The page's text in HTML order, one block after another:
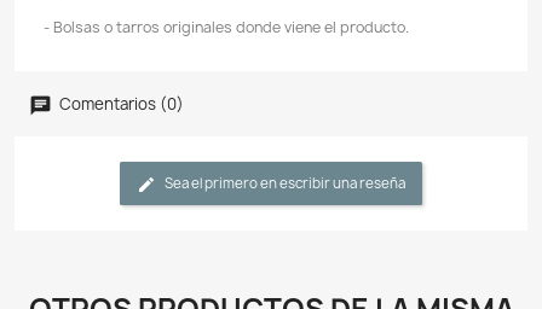
- Ahorre dinero comprando productos a granel.
conservantes elaborada a partir de gammarus
(43,5%), pequeños peces y krill naturales secados
pequeños reptiles (ocasionalmente) carnívoros y
- La mezcla, adecuada a su dieta natural, es rica en